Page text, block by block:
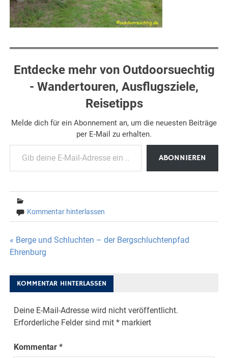
Entdecke mehr von Outdoorsuechtig
- Wandertouren, Ausflugsziele,
Reisetipps
Melde dich für ein Abonnement an, um die neuesten Beiträge
per E-Mail zu erhalten.
Gib deine E-Mail-Adresse ein ...
ABONNIEREN
Kommentar hinterlassen
Beitragsnavigation
« Berge und Schluchten – der Bergschluchtenpfad
Ehrenburg
KOMMENTAR HINTERLASSEN
Deine E-Mail-Adresse wird nicht veröffentlicht.
Erforderliche Felder sind mit* markiert
Kommentar*